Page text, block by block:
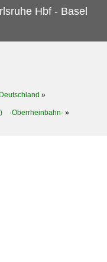
Hbf - Basel
Deutschland »
·Oberrheinbahn· »